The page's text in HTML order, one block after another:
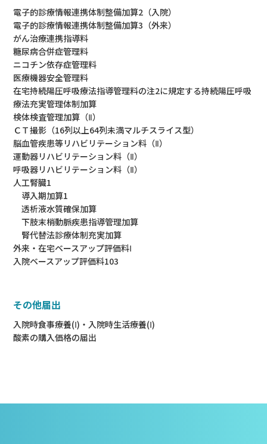
電子的診療情報連携体制整備加算2（入院）
電子的診療情報連携体制整備加算3（外来）
がん治療連携指導料
糖尿病合併症管理料
ニコチン依存症管理料
医療機器安全管理料
在宅持続陽圧呼吸療法指導管理料の注2に規定する持続陽圧呼吸
療法充実管理体制加算
検体検査管理加算（Ⅱ）
ＣＴ撮影（16列以上64列未満マルチスライス型）
脳血管疾患等リハビリテーション料（Ⅱ）
運動器リハビリテーション料（Ⅱ）
呼吸器リハビリテーション料（Ⅱ）
人工腎臓1
導入期加算1
透析液水質確保加算
下肢末梢動脈疾患指導管理加算
腎代替法診療体制充実加算
外来・在宅ベースアップ評価料Ⅰ
入院ベースアップ評価料103
その他届出
入院時食事療養(Ⅰ)・入院時生活療養(Ⅰ)
酸素の購入価格の届出